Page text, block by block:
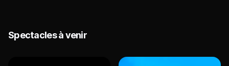
Spectacles à venir